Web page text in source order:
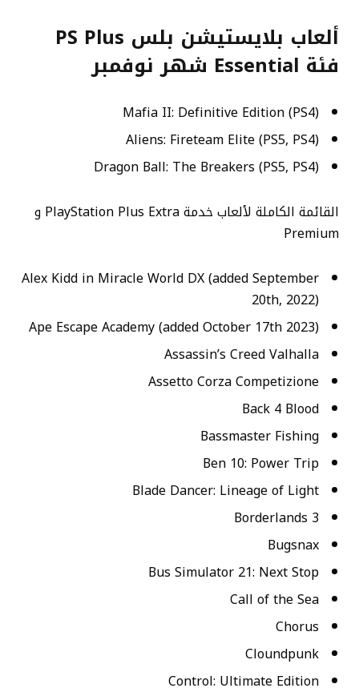
ألعاب بلايستيشن بلس PS Plus
فئة Essential شهر نوفمبر
Mafia II: Definitive Edition (PS4)
Aliens: Fireteam Elite (PS5, PS4)
Dragon Ball: The Breakers (PS5, PS4)
القائمة الكاملة لألعاب خدمة PlayStation Plus Extra و
Premium
Alex Kidd in Miracle World DX (added September
20th, 2022)
Ape Escape Academy (added October 17th 2023)
Assassin’s Creed Valhalla
Assetto Corza Competizione
Back 4 Blood
Bassmaster Fishing
Ben 10: Power Trip
Blade Dancer: Lineage of Light
Borderlands 3
Bugsnax
Bus Simulator 21: Next Stop
Call of the Sea
Chorus
Cloundpunk
Control: Ultimate Edition